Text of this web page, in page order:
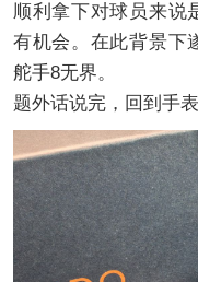
顺利拿下对球员来说
有机会。在此背景下
舵手8无界。
题外话说完，回到手